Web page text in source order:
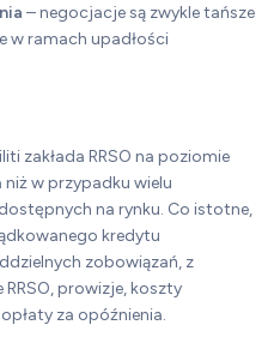
– negocjacje są zwykle tańsze
w ramach upadłości
zakłada RRSO na poziomie
w przypadku wielu
na rynku. Co istotne,
kredytu
zobowiązań, z
prowizje, koszty
za opóźnienia.